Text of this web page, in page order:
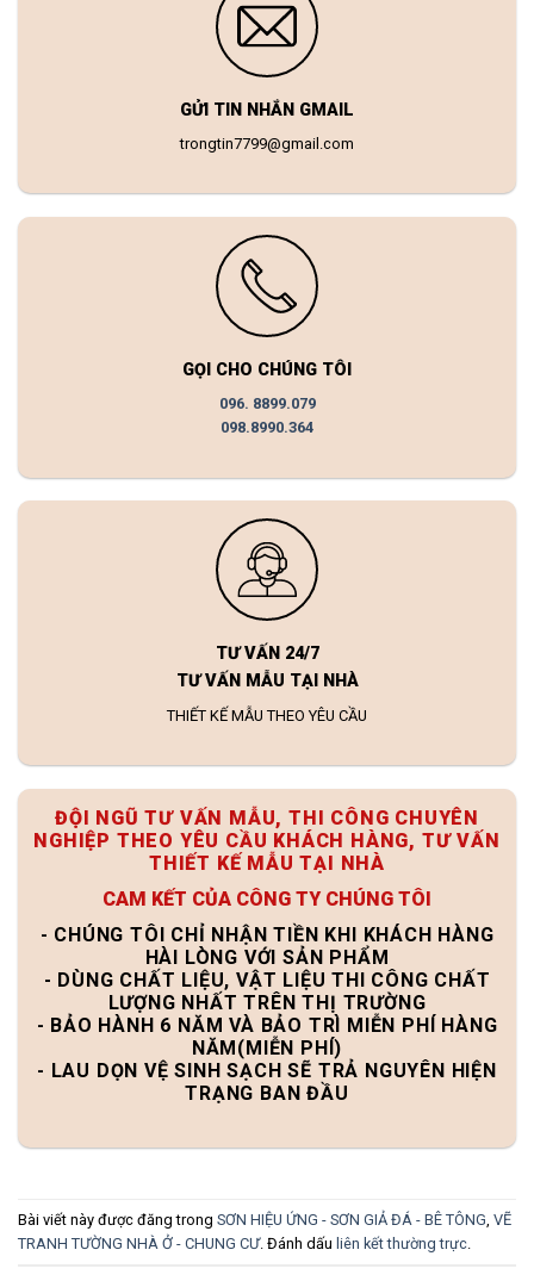
GỬI TIN NHẮN GMAIL
trongtin7799@gmail.com
GỌI CHO CHÚNG TÔI
096. 8899.079
098.8990.364
TƯ VẤN 24/7
TƯ VẤN MẪU TẠI NHÀ
THIẾT KẾ MẪU THEO YÊU CẦU
ĐỘI NGŨ TƯ VẤN MẪU, THI CÔNG CHUYÊN
NGHIỆP THEO YÊU CẦU KHÁCH HÀNG, TƯ VẤN
THIẾT KẾ MẪU TẠI NHÀ
CAM KẾT CỦA CÔNG TY CHÚNG TÔI
- CHÚNG TÔI CHỈ NHẬN TIỀN KHI KHÁCH HÀNG
HÀI LÒNG VỚI SẢN PHẨM
- DÙNG CHẤT LIỆU, VẬT LIỆU THI CÔNG CHẤT
LƯỢNG NHẤT TRÊN THỊ TRƯỜNG
- BẢO HÀNH 6 NĂM VÀ BẢO TRÌ MIỄN PHÍ HÀNG
NĂM(MIỄN PHÍ)
- LAU DỌN VỆ SINH SẠCH SẼ TRẢ NGUYÊN HIỆN
TRẠNG BAN ĐẦU
Bài viết này được đăng trong SƠN HIỆU ỨNG - SƠN GIẢ ĐÁ - BÊ TÔNG VẼ
TRANH TƯỜNG NHÀ Ở - CHUNG CƯ. Đánh dấu liên kết thường trực